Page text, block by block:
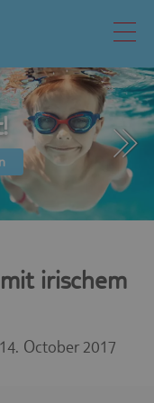
irischem
October 2017